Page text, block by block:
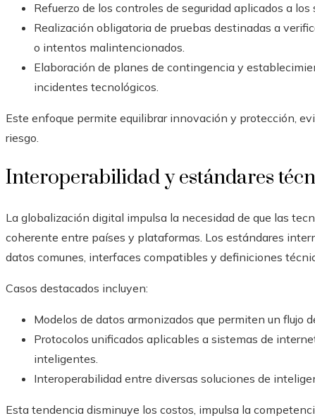
Refuerzo de los controles de seguridad aplicados a
Realización obligatoria de pruebas destinadas a
o intentos malintencionados.
Elaboración de planes de contingencia y
incidentes tecnológicos.
Este enfoque permite equilibrar innovación y protección,
riesgo.
Interoperabilidad y estándares
La globalización digital impulsa la necesidad de que las
coherente entre países y plataformas. Los estándares
datos comunes, interfaces compatibles y definiciones
Casos destacados incluyen:
Modelos de datos armonizados que permiten un flujo
Protocolos unificados aplicables a sistemas de
inteligentes.
Interoperabilidad entre diversas soluciones de
Esta tendencia disminuye los costos, impulsa la